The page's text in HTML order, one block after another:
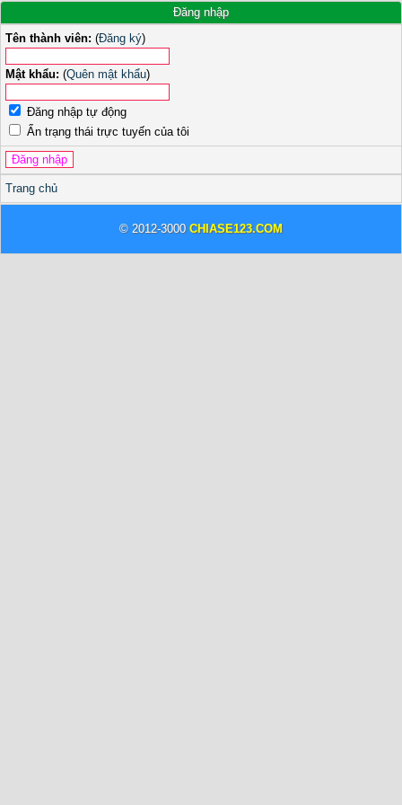
Đăng nhập
Tên thành viên: (Đăng ký)
Mật khẩu: (Quên mật khẩu)
Đăng nhập tự động
Ẩn trạng thái trực tuyến của tôi
Trang chủ
© 2012-3000 CHIASE123.COM